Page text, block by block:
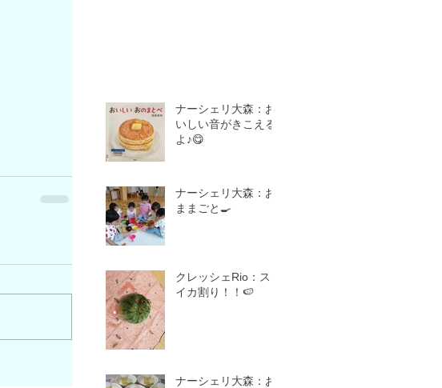
ナーシェリ大森：お
いしい音がきこえる
よ♪😋
ナーシェリ大森：お
ままごと🍳
クレッシェRio：ス
イカ割り！！🍉
ナーシェリ大森：お